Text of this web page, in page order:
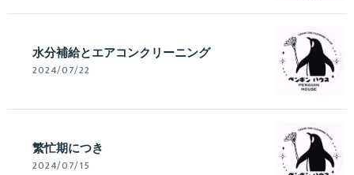
水分補給とエアコンクリーニング
2024/07/22
繁忙期につき
2024/07/15